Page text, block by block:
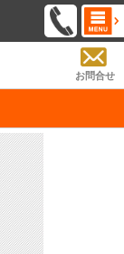
お問合せ